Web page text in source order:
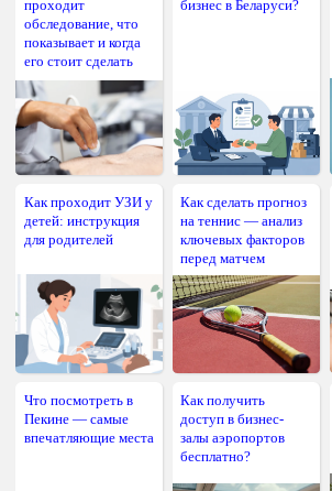
проходит
обследование, что
показывает и когда
его стоит сделать
бизнес в Беларуси?
Как проходит УЗИ у
детей: инструкция
для родителей
Как сделать прогноз
на теннис — анализ
ключевых факторов
перед матчем
Что посмотреть в
Пекине — самые
впечатляющие места
Как получить
доступ в бизнес-
залы аэропортов
бесплатно?